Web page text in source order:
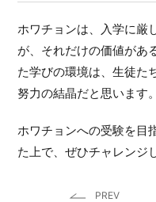
ホワチョンは、入学に厳
が、それだけの価値があ
た学びの環境は、生徒た
努力の結晶だと思います。
ホワチョンへの受験を目
た上で、ぜひチャレンジ
PREV